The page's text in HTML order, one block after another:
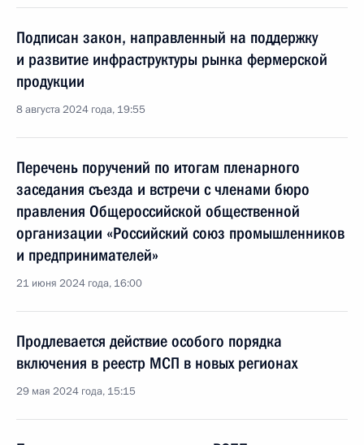
Подписан закон, направленный на поддержку
и развитие инфраструктуры рынка фермерской
продукции
8 августа 2024 года, 19:55
Перечень поручений по итогам пленарного
заседания съезда и встречи с членами бюро
правления Общероссийской общественной
организации «Российский союз промышленников
и предпринимателей»
21 июня 2024 года, 16:00
Продлевается действие особого порядка
включения в реестр МСП в новых регионах
29 мая 2024 года, 15:15